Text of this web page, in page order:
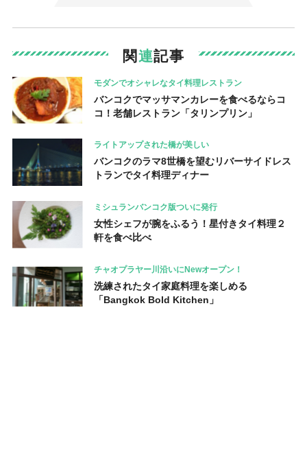
関連記事
モダンでオシャレなタイ料理レストラン
バンコクでマッサマンカレーを食べるならコ
コ！老舗レストラン「タリンプリン」
ライトアップされた橋が美しい
バンコクのラマ8世橋を望むリバーサイドレス
トランでタイ料理ディナー
ミシュランバンコク版ついに発行
女性シェフが腕をふるう！星付きタイ料理２
軒を食べ比べ
チャオプラヤー川沿いにNewオープン！
洗練されたタイ家庭料理を楽しめる
「Bangkok Bold Kitchen」